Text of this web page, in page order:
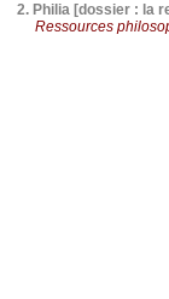
2. Philia [dossier : la
Ressources